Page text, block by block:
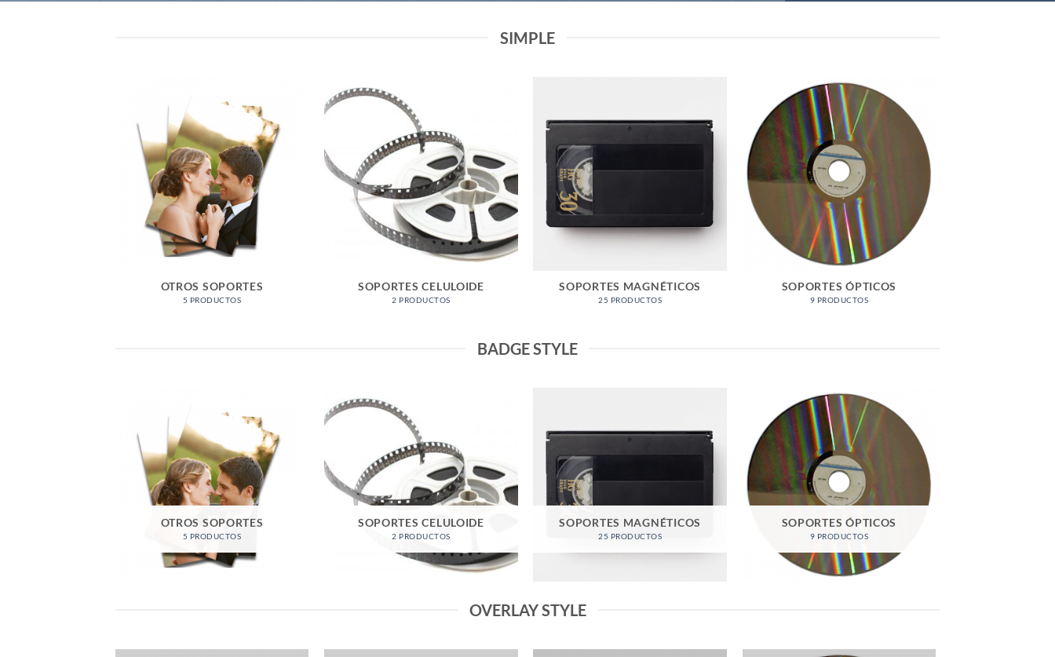
SIMPLE
OTROS SOPORTES
5 PRODUCTOS
SOPORTES CELULOIDE
2 PRODUCTOS
SOPORTES MAGNÉTICOS
25 PRODUCTOS
SOPORTES ÓPTICOS
9 PRODUCTOS
BADGE STYLE
OTROS SOPORTES
5 PRODUCTOS
SOPORTES CELULOIDE
2 PRODUCTOS
SOPORTES MAGNÉTICOS
25 PRODUCTOS
SOPORTES ÓPTICOS
9 PRODUCTOS
OVERLAY STYLE